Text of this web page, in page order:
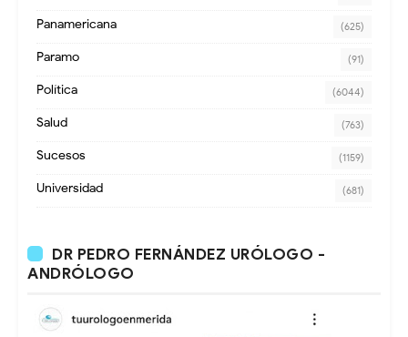
Panamericana (625)
Paramo (91)
Política (6044)
Salud (763)
Sucesos (1159)
Universidad (681)
DR PEDRO FERNÁNDEZ URÓLOGO -
ANDRÓLOGO